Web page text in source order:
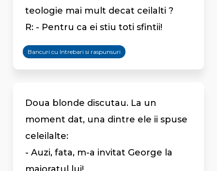
teologie mai mult decat ceilalti ?
R: - Pentru ca ei stiu toti sfintii!
Bancuri cu Intrebari si raspunsuri
Doua blonde discutau. La un
moment dat, una dintre ele ii spuse
celeilalte:
- Auzi, fata, m-a invitat George la